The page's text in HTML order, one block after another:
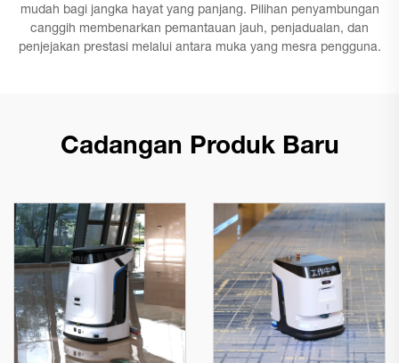
mudah bagi jangka hayat yang panjang. Pilihan penyambungan
canggih membenarkan pemantauan jauh, penjadualan, dan
penjejakan prestasi melalui antara muka yang mesra pengguna.
Cadangan Produk Baru